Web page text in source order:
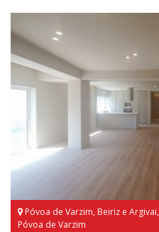
Póvoa de Varzim, Beiriz e Argivai,
Póvoa de Varzim